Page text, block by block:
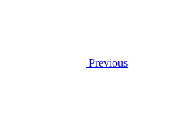
Previous